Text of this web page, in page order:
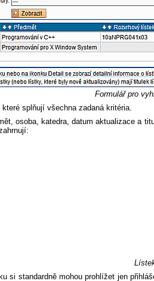
Formulář pro
splňují všechna zadaná kritéria.
osoba, katedra, datum aktualizace a
si standardně mohou prohlížet jen